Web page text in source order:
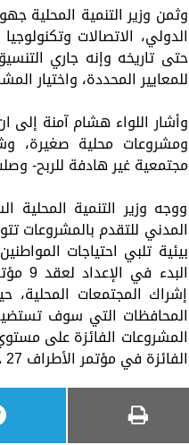
وثمن وزير التنمية المحلية
الدولي، الاتصالات
حتى تاريخه وإنه جاري
للمعايير المحددة، واختيار
ومشروعات محلية صغيرة،
مجتمعية غير هادفة للربح- وصلت إلى
ووجه وزير التنمية
المدني للتقدم بالمشروعات
بيئية تلبي احتياجات
إشراك المجتمعات المحلية،
المحافظات التي سوف
المشروعات الفائزة على
الفائزة في مؤتمر الأطراف 27 خلال نوفمبر القادم.